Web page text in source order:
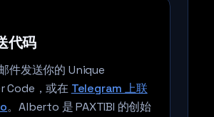
代码
件发送你的 Unique
Code，或在 Telegram 上联
。Alberto 是 PAXTIBI 的创始